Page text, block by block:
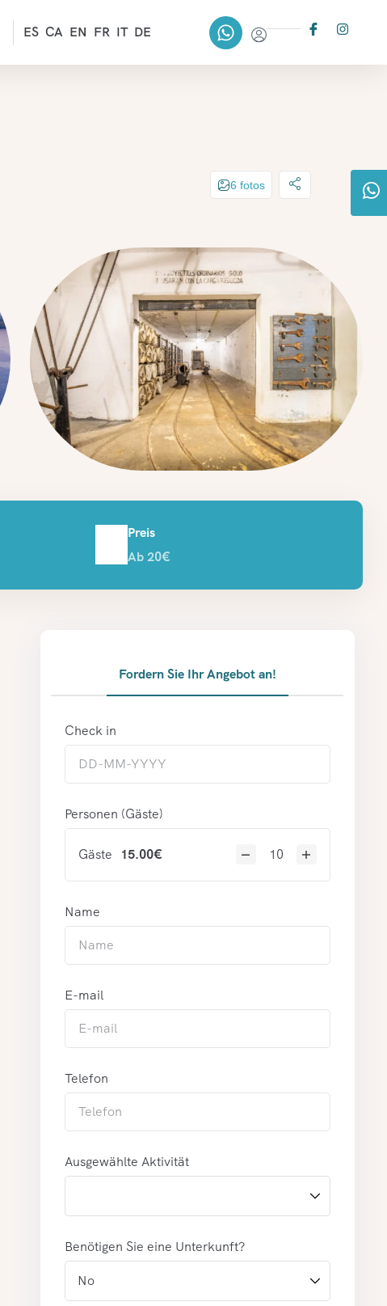
ES CA EN FR IT DE
6 fotos
Preis
Ab 20€
Fordern Sie Ihr Angebot an!
Check in
Personen (Gäste)
Gäste 15.00€
Name
E-mail
Telefon
Ausgewählte Aktivität
Benötigen Sie eine Unterkunft?